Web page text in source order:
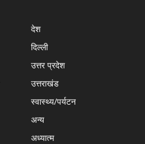
देश
दिल्ली
उत्तर प्रदेश
उत्तराखंड
स्वास्थ्य/पर्यटन
अन्य
अध्यात्म